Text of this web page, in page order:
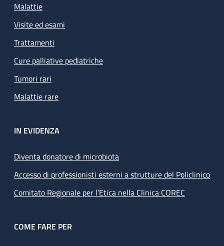
Malattie
Visite ed esami
Trattamenti
Cure palliative pediatriche
Tumori rari
Malattie rare
IN EVIDENZA
Diventa donatore di microbiota
Accesso di professionisti esterni a strutture del Policlinico
Comitato Regionale per l’Etica nella Clinica COREC
COME FARE PER